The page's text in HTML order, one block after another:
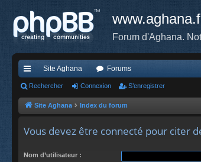
Forum d'Aghana.
cc
ès
de
Site Aghana Forums
Rechercher Connexion S’enregistrer
Site Aghana Index du forum
Vous devez être connecté pour citer
Nom d’utilisateur :